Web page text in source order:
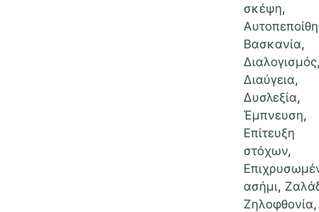
σκέψη,
Βασκανία,
Διαλογισμός
Διαύγεια,
Δυσλεξία,
Έμπνευση,
Επίτευξη
στόχων,
ασήμι,
Ζηλοφθονία,